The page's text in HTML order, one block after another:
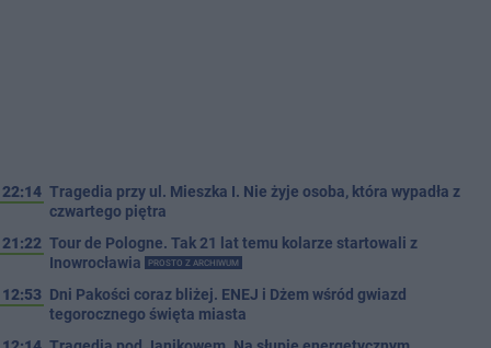
22:14 Tragedia przy ul. Mieszka I. Nie żyje osoba, która wypadła z
czwartego piętra
21:22 Tour de Pologne. Tak 21 lat temu kolarze startowali z
Inowrocławia
PROSTO Z ARCHIWUM
12:53 Dni Pakości coraz bliżej. ENEJ i Dżem wśród gwiazd
tegorocznego święta miasta